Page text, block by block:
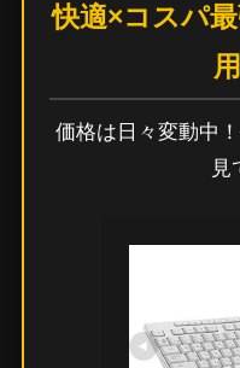
快適×コスパ
価格は日々変動中
見